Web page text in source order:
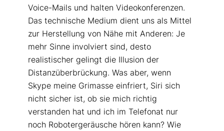
Voice-Mails und halten Videokonferenzen.
Das technische Medium dient uns als Mittel
zur Herstellung von Nähe mit Anderen: Je
mehr Sinne involviert sind, desto
realistischer gelingt die Illusion der
Distanzüberbrückung. Was aber, wenn
Skype meine Grimasse einfriert, Siri sich
nicht sicher ist, ob sie mich richtig
verstanden hat und ich im Telefonat nur
noch Robotergeräusche hören kann? Wie